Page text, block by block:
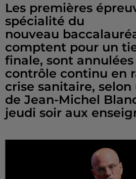
Les premières
spécialité du
nouveau
comptent pour un
finale, sont
contrôle continu en
crise sanitaire,
de Jean-Michel
jeudi soir aux